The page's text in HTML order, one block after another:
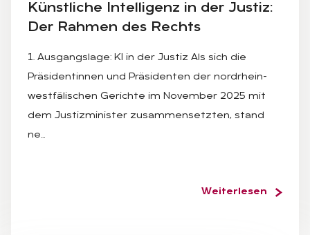
Künst­li­che In­tel­li­genz in der Jus­tiz:
Der Rah­men des Rechts
1. Ausgangslage: KI in der Justiz Als sich die
Präsidentinnen und Präsidenten der nordrhein-
westfälischen Gerichte im November 2025 mit
dem Justizminister zusammensetzten, stand
ne…
Weiterlesen